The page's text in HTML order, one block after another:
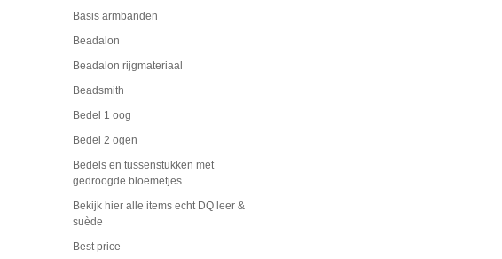
Basis armbanden
Beadalon
Beadalon rijgmateriaal
Beadsmith
Bedel 1 oog
Bedel 2 ogen
Bedels en tussenstukken met
gedroogde bloemetjes
Bekijk hier alle items echt DQ leer &
suède
Best price